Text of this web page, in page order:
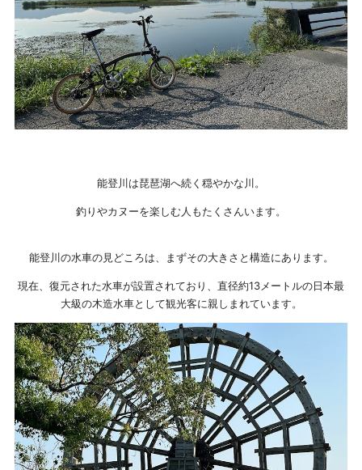
能登川は琵琶湖へ続く穏やかな川。
釣りやカヌーを楽しむ人もたくさんいます。
能登川の水車の見どころは、まずその大きさと構造にあります。
現在、復元された水車が設置されており、直径約13メートルの日本最
大級の木造水車として観光客に親しまれています。